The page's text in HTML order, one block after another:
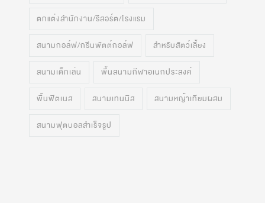
ตกแต่งสำนักงาน/รีสอร์ต/โรงแรม
สนามกอล์ฟ/กรีนพัตต์กอล์ฟ สำหรับสัตว์เลี้ยง
สนามเด็กเล่น พื้นสนามกีฬาอเนกประสงค์
พื้นฟิตเนส สนามเทนนิส สนามหญ้าเทียมผสม
สนามฟุตบอลสำเร็จรูป